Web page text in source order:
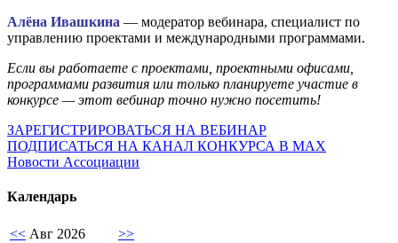
Алёна Ивашкина — модератор вебинара, специалист по
управлению проектами и международными программами.
Если вы работаете с проектами, проектными офисами,
программами развития или только планируете участие в
конкурсе — этот вебинар точно нужно посетить!
ЗАРЕГИСТРИРОВАТЬСЯ НА ВЕБИНАР
ПОДПИСАТЬСЯ НА КАНАЛ КОНКУРСА В MAX
Новости Ассоциации
Календарь
<< Авг 2026
>>